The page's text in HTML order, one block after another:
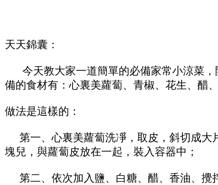
天天錦囊：
今天教大家一道簡單的必備家常小涼菜，
備的食材有：心裏美蘿蔔、青椒、花生、醋
做法是這樣的：
第一、心裏美蘿蔔洗凈，取皮，斜切成大
塊兒，與蘿蔔皮放在一起，裝入容器中；
第二、依次加入鹽、白糖、醋、香油、攪